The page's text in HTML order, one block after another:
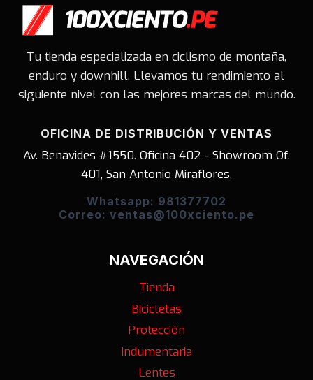
Tu tienda especializada en ciclismo de montaña,
enduro y downhill. Llevamos tu rendimiento al
siguiente nivel con las mejores marcas del mundo.
OFICINA DE DISTRIBUCIÓN Y VENTAS
Av. Benavides #1550. Oficina 402 - Showroom Of.
401, San Antonio Miraflores.
Whatsapp: 981377702
Correo: ventas@100xciento.pe
NAVEGACIÓN
Tienda
Bicicletas
Protección
Indumentaria
Lentes